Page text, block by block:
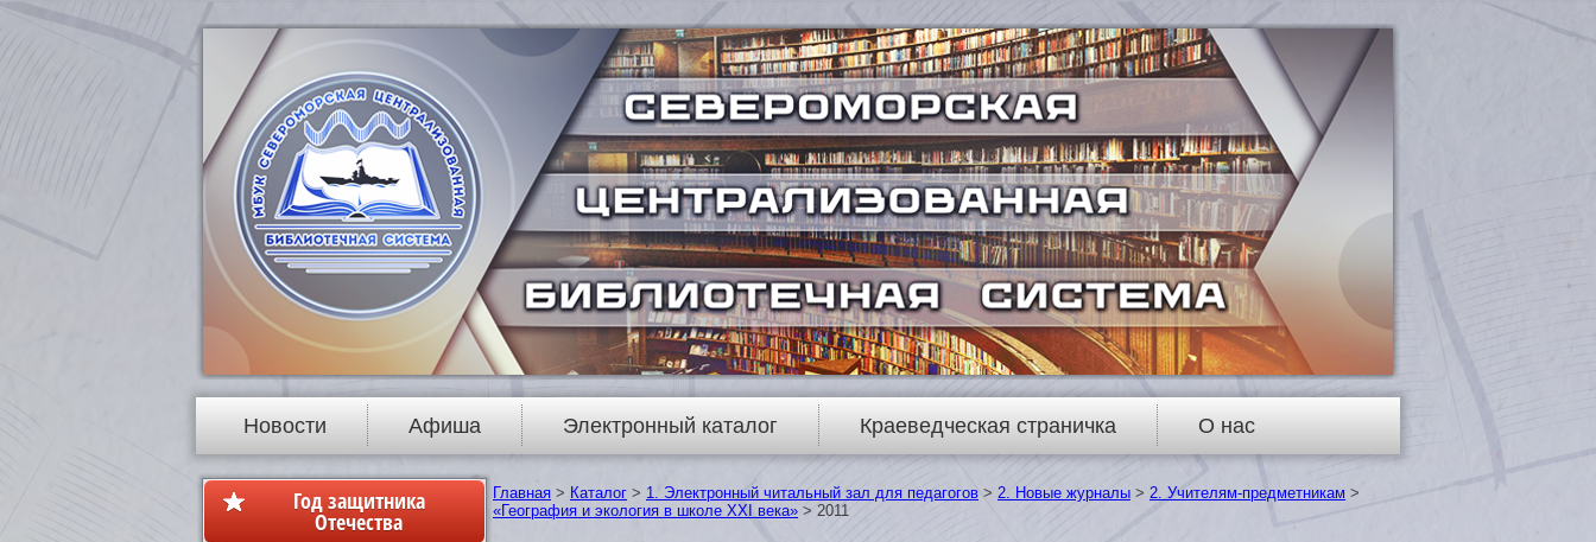
Новости Афиша Электронный каталог Краеведческая страничка О нас
Год защитника
Отечества
Главная > Каталог > 1. Электронный читальный зал для педагогов > 2. Новые журналы > 2. Учителям-предметникам >
«География и экология в школе XXI века» > 2011